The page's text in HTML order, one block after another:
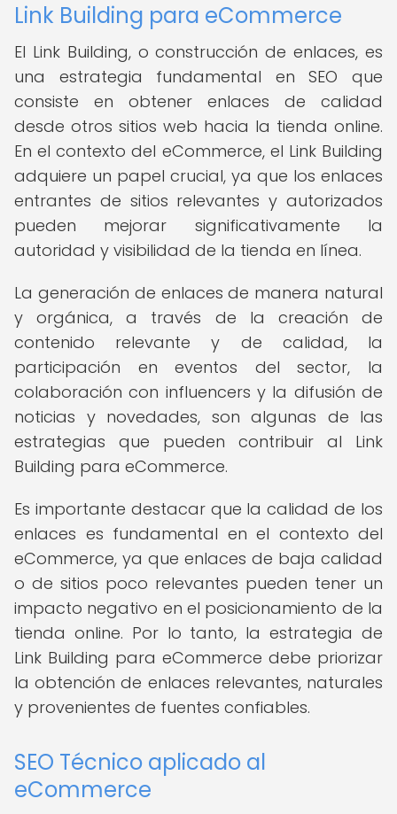
Link Building para eCommerce
El Link Building, o construcción de enlaces, es
una estrategia fundamental en SEO que
consiste en obtener enlaces de calidad
desde otros sitios web hacia la tienda online.
En el contexto del eCommerce, el Link Building
adquiere un papel crucial, ya que los enlaces
entrantes de sitios relevantes y autorizados
pueden mejorar significativamente la
autoridad y visibilidad de la tienda en línea.
La generación de enlaces de manera natural
y orgánica, a través de la creación de
contenido relevante y de calidad, la
participación en eventos del sector, la
colaboración con influencers y la difusión de
noticias y novedades, son algunas de las
estrategias que pueden contribuir al Link
Building para eCommerce.
Es importante destacar que la calidad de los
enlaces es fundamental en el contexto del
eCommerce, ya que enlaces de baja calidad
o de sitios poco relevantes pueden tener un
impacto negativo en el posicionamiento de la
tienda online. Por lo tanto, la estrategia de
Link Building para eCommerce debe priorizar
la obtención de enlaces relevantes, naturales
y provenientes de fuentes confiables.
SEO Técnico aplicado al
eCommerce